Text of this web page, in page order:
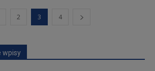
2 3 4
wpisy